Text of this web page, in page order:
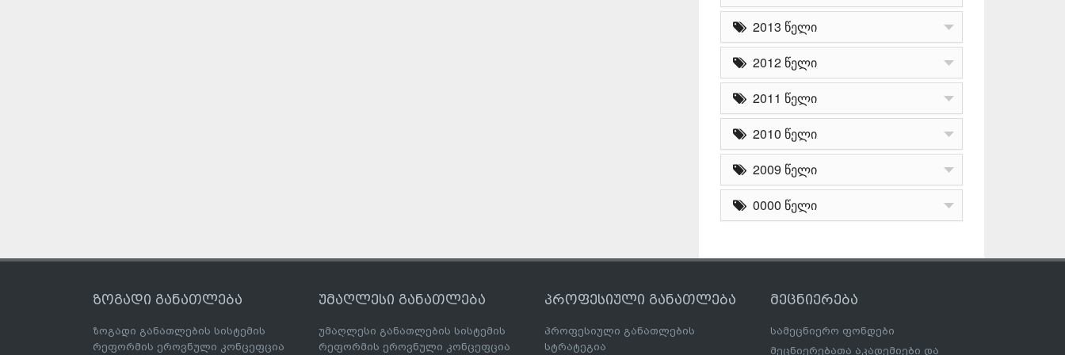
2013 წელი
2012 წელი
2011 წელი
2010 წელი
2009 წელი
0000 წელი
ზოგადი განათლება
ზოგადი განათლების სისტემის
რეფორმის ეროვნული კონცეფცია
უმაღლესი განათლება
უმაღლესი განათლების სისტემის
რეფორმის ეროვნული კონცეფცია
პროფესიული განათლება
პროფესიული განათლების
სტრატეგია
მეცნიერება
სამეცნიერო ფონდები
მეცნიერებათა აკადემიები და